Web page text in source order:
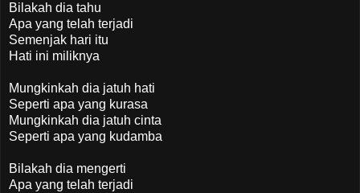
Bilakah dia tahu
Apa yang telah terjadi
Semenjak hari itu
Hati ini miliknya
Mungkinkah dia jatuh hati
Seperti apa yang kurasa
Mungkinkah dia jatuh cinta
Seperti apa yang kudamba
Bilakah dia mengerti
Apa yang telah terjadi